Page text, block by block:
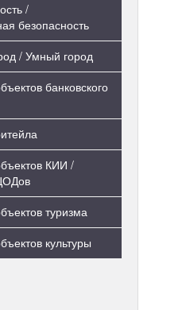
/
безопасность
/ Умный город
банковского
КИИ /
туризма
культуры